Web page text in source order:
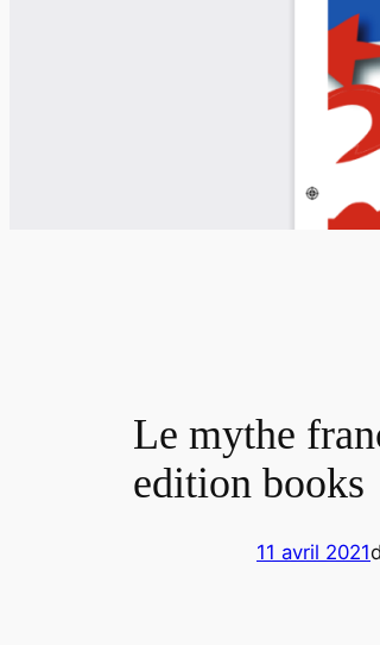
Le mythe
edition books
11 avril 2021